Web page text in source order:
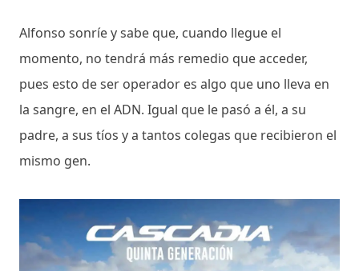
Alfonso sonríe y sabe que, cuando llegue el
momento, no tendrá más remedio que acceder,
pues esto de ser operador es algo que uno lleva en
la sangre, en el ADN. Igual que le pasó a él, a su
padre, a sus tíos y a tantos colegas que recibieron el
mismo gen.